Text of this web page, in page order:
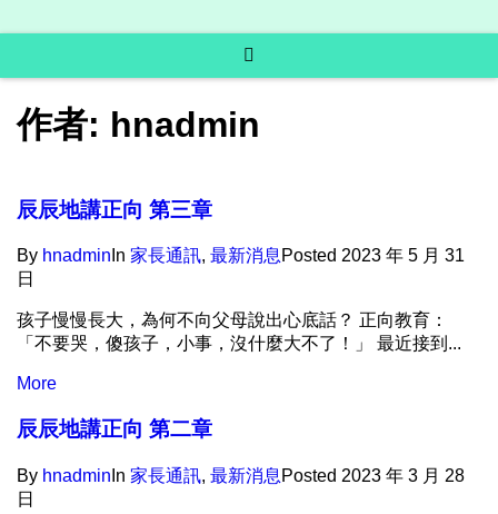
作者: hnadmin
辰辰地講正向 第三章
By hnadmin In 家長通訊​, 最新消息 Posted 2023 年 5 月 31
日
孩子慢慢長大，為何不向父母說出心底話？ 正向教育：
「不要哭，傻孩子，小事，沒什麼大不了！」 最近接到...
More
辰辰地講正向 第二章
By hnadmin In 家長通訊​, 最新消息 Posted 2023 年 3 月 28
日